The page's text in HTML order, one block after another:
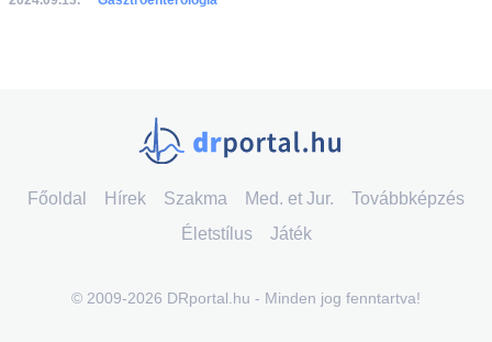
Főoldal Hírek Szakma Med. et Jur.
Továbbképzés
Életstílus
Játék
© 2009-2026 DRportal.hu - Minden jog fenntartva!